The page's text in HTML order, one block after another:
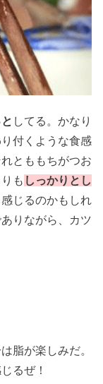
してる。かなり
付くような食感
とももちがつお
も しっかりとし
じるのかもしれ
りながら、カツ
脂が楽しみだ。
るぜ！